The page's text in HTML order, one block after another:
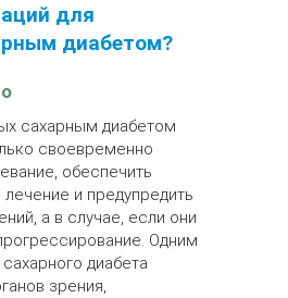
для
диабетом?
сахарным диабетом
своевременно
обеспечить
и предупредить
а в случае, если они
Одним
диабета
зрения,